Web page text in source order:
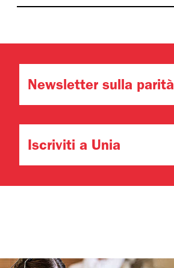
Newsletter sulla parità
Iscriviti a Unia